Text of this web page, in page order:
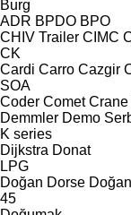
Burg
ADR BPDO BPO
CHIV Trailer CIMC
CK
Cardi Carro Cazgir
SOA
Coder Comet
Demmler Demo
K series
Dijkstra Donat
LPG
Doğan Dorse
45